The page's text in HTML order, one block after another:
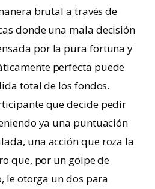
brutal a través de
donde una mala decisión
por la pura fortuna y
perfecta puede
total de los fondos.
que decide pedir
ya una puntuación
una acción que roza la
que, por un golpe de
le otorga un dos para